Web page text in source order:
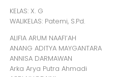
KELAS: X. G
WALIKELAS: Patemi, S.Pd.
ALIFIA ARUM NAAFI’AH
ANANG ADITYA MAYGANTARA
ANNISA DARMAWAN
Arka Arya Putra Ahmadi